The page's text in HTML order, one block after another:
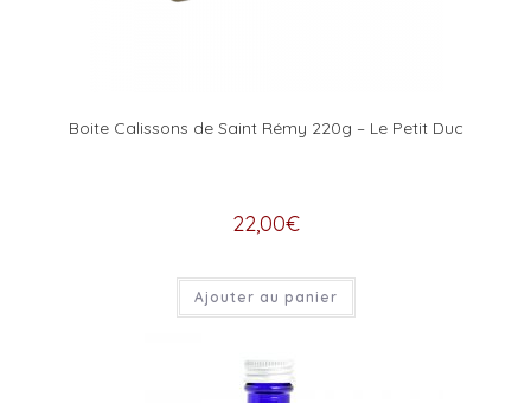
Boite Calissons de Saint Rémy 220g – Le Petit Duc
22,00€
Ajouter au panier